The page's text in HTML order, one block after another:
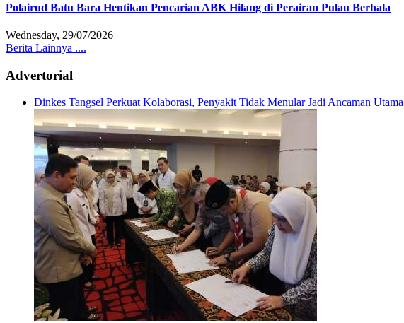
Polairud Batu Bara Hentikan Pencarian ABK Hilang di Perairan Pulau Berhala
Wednesday, 29/07/2026
Berita Lainnya ....
Advertorial
Dinkes Tangsel Perkuat Kolaborasi, Penyakit Tidak Menular Jadi Ancaman Utama